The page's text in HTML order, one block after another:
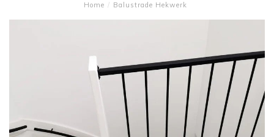
Home / Balustrade Hekwerk